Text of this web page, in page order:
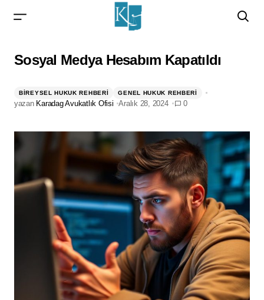
Sosyal Medya Hesabım Kapatıldı
BIREYSEL HUKUK REHBERI GENEL HUKUK REHBERI
yazan Karadag Avukatlık Ofisi Aralık 28, 2024 0